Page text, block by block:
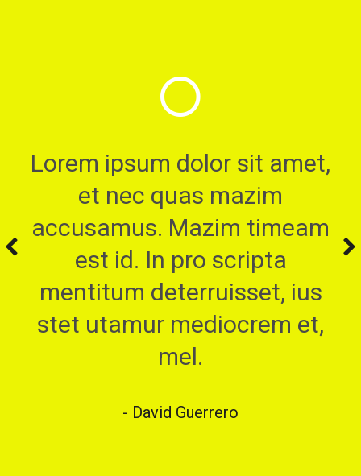
Lorem ipsum dolor sit amet,
et nec quas mazim
accusamus. Mazim timeam
est id. In pro scripta
mentitum deterruisset, ius
stet utamur mediocrem et,
mel.
David Guerrero